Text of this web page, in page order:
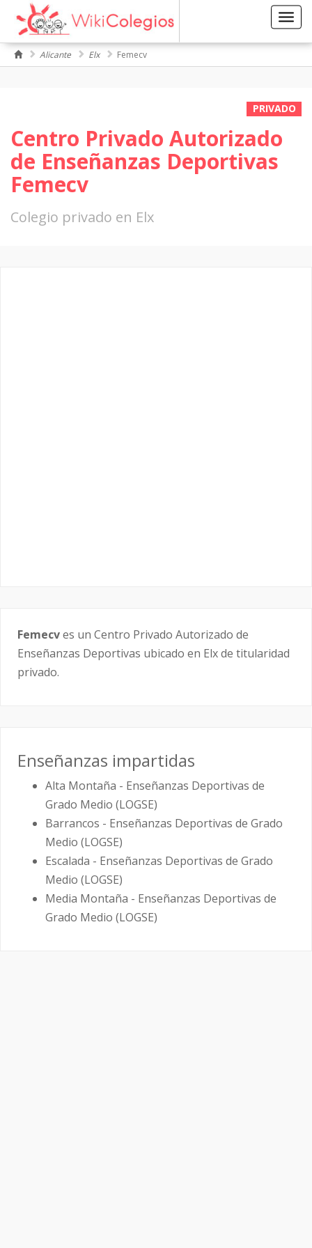
Alicante Elx Femecv
PRIVADO
Centro Privado Autorizado
de Enseñanzas Deportivas
Femecv
Colegio privado en Elx
Femecves un Centro Privado Autorizado de
Enseñanzas Deportivas ubicado en Elx de titularidad
privado.
Enseñanzas impartidas
Alta Montaña - Enseñanzas Deportivas de
Grado Medio (LOGSE)
Barrancos - Enseñanzas Deportivas de Grado
Medio (LOGSE)
Escalada - Enseñanzas Deportivas de Grado
Medio (LOGSE)
Media Montaña - Enseñanzas Deportivas de
Grado Medio (LOGSE)